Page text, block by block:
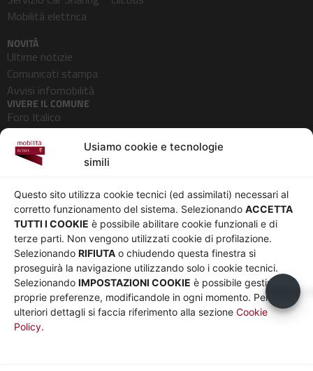
Usiamo cookie e tecnologie
simili
Questo sito utilizza cookie tecnici (ed assimilati) necessari al
corretto funzionamento del sistema. Selezionando ACCETTA
TUTTI I COOKIE è possibile abilitare cookie funzionali e di
terze parti. Non vengono utilizzati cookie di profilazione.
Selezionando RIFIUTA o chiudendo questa finestra si
proseguirà la navigazione utilizzando solo i cookie tecnici.
Selezionando IMPOSTAZIONI COOKIE è possibile gestire le
proprie preferenze, modificandole in ogni momento. Per
ulteriori dettagli si faccia riferimento alla sezione Cookie
Policy.
Mobilità elettrica
NOVITÀ
Ultime notizie
Comunicati stampa
Avvisi infomobilità
VIVERE IL COMUNE
Foro Italico
Pedonalizzazioni
Aeroporti
Chi siamo
Governance
Whistleblowing
Co-Marketing
Social media policy
Informativa Cookie
Informativa Sito web e
social media
Privacy
Parità di genere
Amministrazione
trasparente
Bandi e gare
Note legali
UTILITÀ
Usiamo